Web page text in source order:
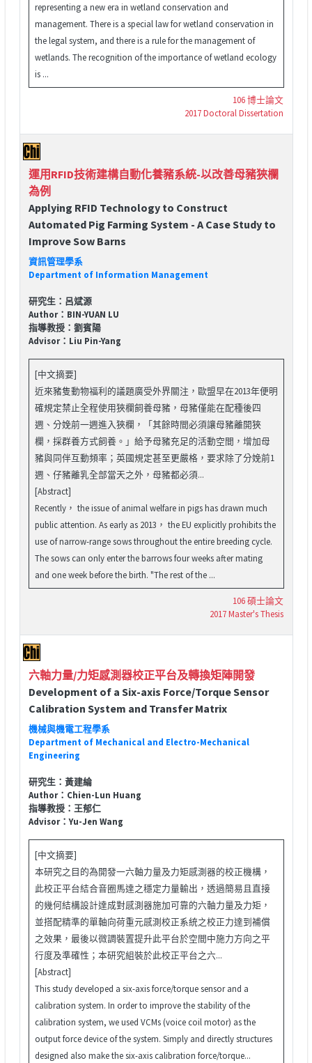
representing a new era in wetland conservation and
management. There is a special law for wetland conservation in
the legal system, and there is a rule for the management of
wetlands. The recognition of the importance of wetland ecology
is ...
106 博士論文
2017 Doctoral Dissertation
運用RFID技術建構自動化養豬系統-以改善母豬狹欄
為例
Applying RFID Technology to Construct
Automated Pig Farming System - A Case Study to
Improve Sow Barns
資訊管理學系
Department of Information Management
研究生：呂斌源
Author：BIN-YUAN LU
指導教授：劉賓陽
Advisor：Liu Pin-Yang
[中文摘要]
近來豬隻動物福利的議題廣受外界關注，歐盟早在2013年便明
確規定禁止全程使用狹欄飼養母豬，母豬僅能在配種後四
週、分娩前一週進入狹欄，「其餘時間必須讓母豬離開狹
欄，採群養方式飼養。」給予母豬充足的活動空間，增加母
豬與同伴互動頻率；英國規定甚至更嚴格，要求除了分娩前1
週、仔豬離乳全部當天之外，母豬都必須...
[Abstract]
Recently， the issue of animal welfare in pigs has drawn much
public attention. As early as 2013， the EU explicitly prohibits the
use of narrow-range sows throughout the entire breeding cycle.
The sows can only enter the barrows four weeks after mating
and one week before the birth. "The rest of the ...
106 碩士論文
2017 Master's Thesis
六軸力量/力矩感測器校正平台及轉換矩陣開發
Development of a Six-axis Force/Torque Sensor
Calibration System and Transfer Matrix
機械與機電工程學系
Department of Mechanical and Electro-Mechanical
Engineering
研究生：黃建綸
Author：Chien-Lun Huang
指導教授：王郁仁
Advisor：Yu-Jen Wang
[中文摘要]
本研究之目的為開發一六軸力量及力矩感測器的校正機構，
此校正平台結合音圈馬達之穩定力量輸出，透過簡易且直接
的幾何結構設計達成對感測器施加可靠的六軸力量及力矩，
並搭配精準的單軸向荷重元感測校正系統之校正力達到補償
之效果，最後以微調裝置提升此平台於空間中施力方向之平
行度及準確性；本研究組裝於此校正平台之六...
[Abstract]
This study developed a six-axis force/torque sensor and a
calibration system. In order to improve the stability of the
calibration system, we used VCMs (voice coil motor) as the
output force device of the system. Simply and directly structures
designed also make the six-axis calibration force/torque...